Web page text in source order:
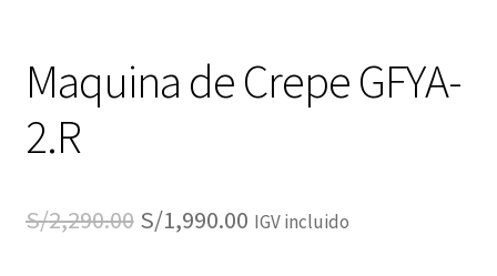
Maquina de Crepe GFYA-
2.R
S/2,290.00 El
S/1,990.00ElIGV incluido